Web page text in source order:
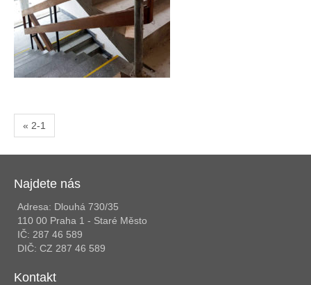
« 2-1
Najdete nás
Adresa: Dlouhá 730/35
110 00 Praha 1 - Staré Město
IČ: 287 46 589
DIČ: CZ 287 46 589
Kontakt